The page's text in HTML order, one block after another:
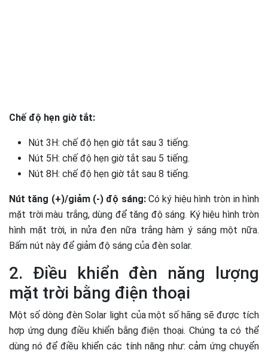
Chế độ hẹn giờ tắt:
Nút 3H: chế độ hẹn giờ tắt sau 3 tiếng.
Nút 5H: chế độ hẹn giờ tắt sau 5 tiếng.
Nút 8H: chế độ hẹn giờ tắt sau 8 tiếng.
Nút tăng (+)/giảm (-) độ sáng:Có ký hiệu hình tròn in hình
mặt trời màu trắng, dùng để tăng độ sáng. Ký hiệu hình tròn
hình mặt trời, in nửa đen nữa trắng hàm ý sáng một nữa.
Bấm nút này để giảm độ sáng của đèn solar.
2. Điều khiển đèn năng lượng
mặt trời bằng điện thoại
Một số dòng đèn Solar light của một số hãng sẽ được tích
hợp ứng dụng điều khiển bằng điện thoại. Chúng ta có thể
dùng nó để điều khiển các tính năng như: cảm ứng chuyển